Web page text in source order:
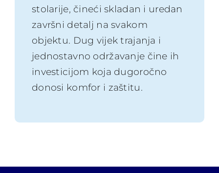
stolarije, čineći skladan i uredan
završni detalj na svakom
objektu. Dug vijek trajanja i
jednostavno održavanje čine ih
investicijom koja dugoročno
donosi komfor i zaštitu.